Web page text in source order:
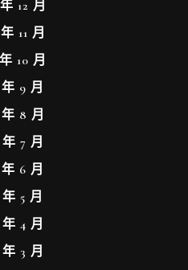
12 月
11 月
10 月
9 月
年 8 月
年 7 月
6 月
5 月
年 4 月
年 3 月